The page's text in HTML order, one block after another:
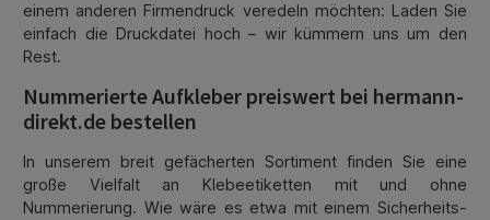
einem anderen Firmendruck veredeln möchten: Laden Sie
einfach die Druckdatei hoch – wir kümmern uns um den
Rest.
Nummerierte Aufkleber preiswert bei hermann-
direkt.de bestellen
In unserem breit gefächerten Sortiment finden Sie eine
große Vielfalt an Klebeetiketten mit und ohne
Nummerierung. Wie wäre es etwa mit einem Sicherheits-